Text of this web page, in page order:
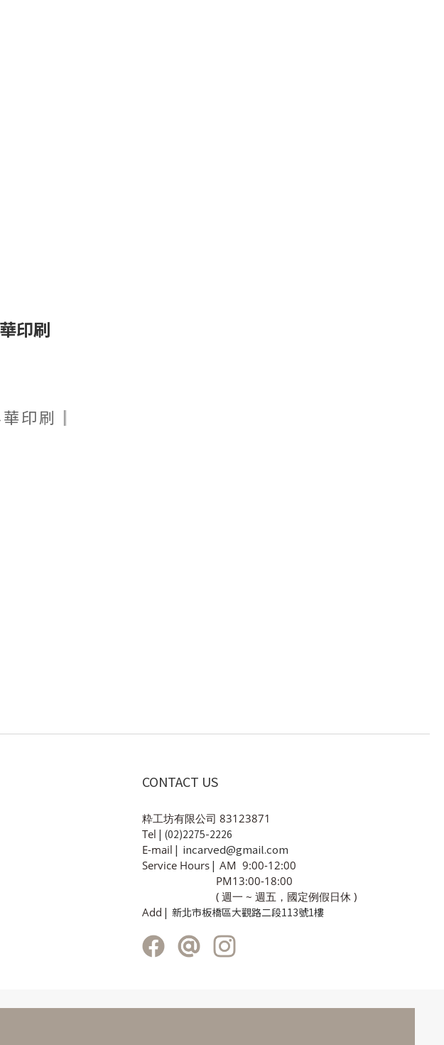
印刷
印刷║
CONTACT US
粋工坊有限公司 83123871
Tel | (02)2275-2226
E-mail | incarved@gmail.com
Service Hours | AM 9:00-12:00
PM13:00-18:00
( 週一 ~ 週五，國定例假日休 )
Add | 新北市板橋區大觀路二段113號1樓